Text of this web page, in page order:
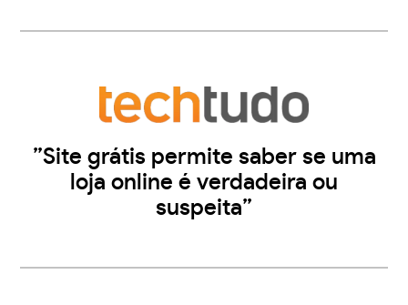
”Site grátis permite saber se uma
loja online é verdadeira ou
suspeita”